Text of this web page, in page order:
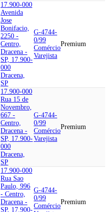
17.900-000
Avenida
Jose
Bonifacio,
2250 -
Centro,
Dracena -
SP, 17.900-
000
Dracena,
SP
G-4744-
0/99
Comércio
Varejista
Premium
17.900-000
Rua 15 de
Novembro,
667 -
Centro,
Dracena -
SP, 17.900-
000
Dracena,
SP
G-4744-
0/99
Comércio
Varejista
Premium
17.900-000
Rua Sao
Paulo, 996
- Centro,
Dracena -
SP, 17.900-
G-4744-
0/99
Comércio
Premium